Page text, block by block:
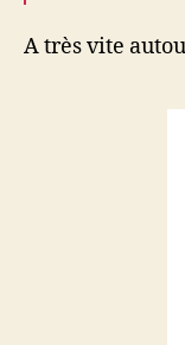
A très vite